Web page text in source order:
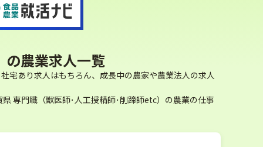
の農業求人一覧
宅あり求人はもちろん、成長中の農家や農業法人の求人
専門職（獣医師･人工授精師･削蹄師etc）の農業の仕事